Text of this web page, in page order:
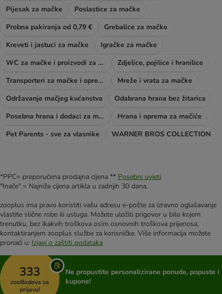
Pijesak za mačke
Poslastice za mačke
Probna pakiranja od 0,79 €
Grebalice za mačke
Kreveti i jastuci za mačke
Igračke za mačke
WC za mačke i proizvodi za njegu
Zdjelice, pojilice i hranilice
Transporteri za mačke i oprema za šetnju
Mreže i vrata za mačke
Održavanje mačjeg kućanstva
Odabrana hrana bez žitarica
Posebna hrana i dodaci za mačke
Hrana i oprema za mačiće
Pet Parents - sve za vlasnike
WARNER BROS COLLECTION
*PPC= preporučena prodajna cijena ** Posebni uvjeti
"Inače" = Najniža cijena artikla u zadnjih 30 dana.
zooplus ima pravo koristiti vašu adresu e-pošte za izravno oglašavanje
vlastite slične robe ili usluga. Možete uložiti prigovor u bilo kojem
trenutku, bez ikakvih troškova osim osnovnih troškova prijenosa,
kontaktiranjem zooplus službe za korisničke. Više informacija možete
pronaći u: Izjavi o zaštiti podataka
333
zooBodova za
prijavu!
Ne propustite personalizirane ponude, popuste i
kupone!